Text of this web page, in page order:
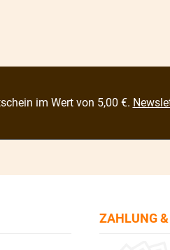
im Wert von 5,00 €.
ZAHLUNG